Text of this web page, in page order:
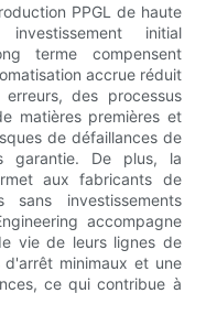
PPGL de haute
initial
terme compensent
accrue réduit
des processus
matières premières et
de défaillances de
garantie. De plus, la
aux fabricants de
investissements
accompagne
vie de leurs lignes de
minimaux et une
ce qui contribue à